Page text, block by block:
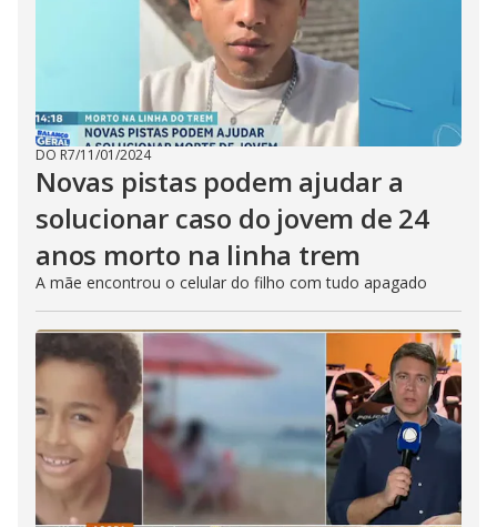
DO R7/11/01/2024
Novas pistas podem ajudar a
solucionar caso do jovem de 24
anos morto na linha trem
A mãe encontrou o celular do filho com tudo apagado